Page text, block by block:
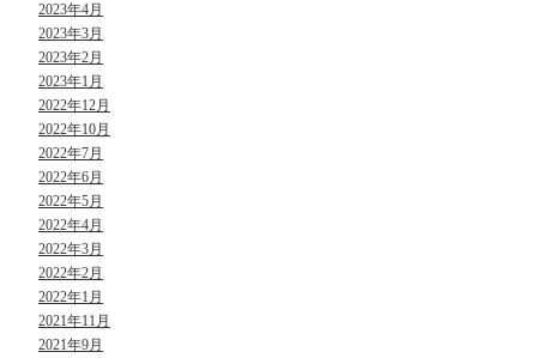
2023年4月
2023年3月
2023年2月
2023年1月
2022年12月
2022年10月
2022年7月
2022年6月
2022年5月
2022年4月
2022年3月
2022年2月
2022年1月
2021年11月
2021年9月